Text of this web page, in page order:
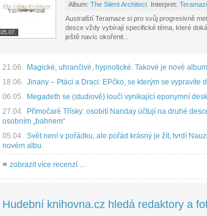
05.07.
Album: The Silent Architect Interpret:
Australští Teramaze si pro svůj progresivně
desce vždy vybírají specifické téma, které
ještě navíc okořenit...
21.06. Magické, uhrančivé, hypnotické. Takové je nové
18.06. Jinany – Ptáci a Draci: EPčko, se kterým se vypravíte
06.05. Megadeth se (studiově) loučí vynikající eponymní
27.04. Přímočaré Třísky: osobití Nanday účtují na druhé
osobním „bahnem“
05.04. Svět není v pořádku, ale pořád krásný je žít, tvrdí
novém albu.
» zobrazit více recenzí ...
Hudební knihovna.cz hledá redaktory a